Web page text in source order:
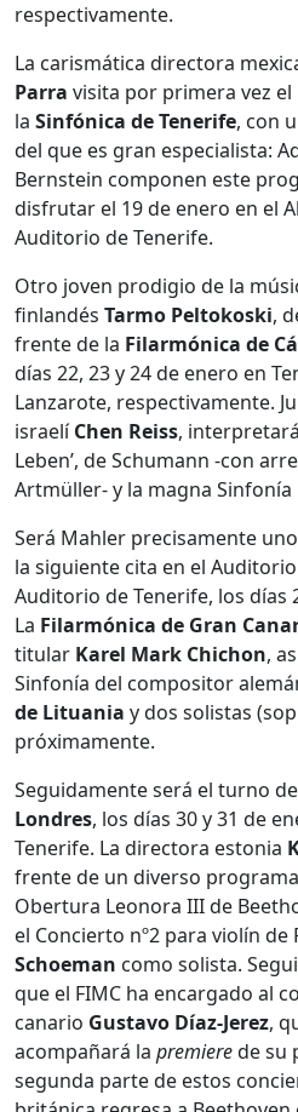
respectivamente.
La carismática directora
Parra visita por primera vez el
la Sinfónica de Tenerife, con
del que es gran especialista:
Bernstein componen este
disfrutar el 19 de enero en el
Auditorio de Tenerife.
Otro joven prodigio de la
finlandés Tarmo Peltokoski,
frente de la Filarmónica de
días 22, 23 y 24 de enero en
Lanzarote, respectivamente.
israelíChen Reiss,
Leben’, de Schumann -con
Artmüller- y la magna Sinfonía
Será Mahler precisamente
la siguiente cita en el
Auditorio de Tenerife, los días
La Filarmónica de Gran
titular Karel Mark Chichon,
Sinfonía del compositor
de Lituania y dos solistas
próximamente.
Seguidamente será el turno
Londres, los días 30 y 31 de
Tenerife. La directora estonia
frente de un diverso
Obertura Leonora III de
el Concierto nº2 para violín de
Schoeman como solista.
que el FIMC ha encargado al
canario Gustavo Díaz-Jerez,
acompañará la premierede su
segunda parte de estos